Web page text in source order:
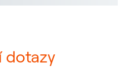
dotazy